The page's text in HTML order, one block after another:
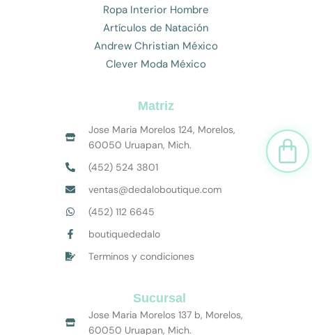
Ropa Interior Hombre
Artículos de Natación
Andrew Christian México
Clever Moda México
Matriz
Jose Maria Morelos 124, Morelos,
60050 Uruapan, Mich.
(452) 524 3801
ventas@dedaloboutique.com
(452) 112 6645
boutiquededalo
Terminos y condiciones
Sucursal
Jose Maria Morelos 137 b, Morelos,
60050 Uruapan, Mich.